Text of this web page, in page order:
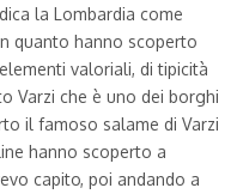
la Lombardia come
quanto hanno scoperto
valoriali, di tipicità
Varzi che è uno dei borghi
il famoso salame di Varzi
hanno scoperto a
capito, poi andando a